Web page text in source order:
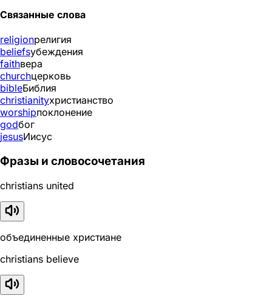
Связанные слова
religionрелигия
beliefsубеждения
faithвера
churchцерковь
bibleБиблия
christianityхристианство
worshipпоклонение
godбог
jesusИисус
Фразы и словосочетания
christians united
объединенные христиане
christians believe